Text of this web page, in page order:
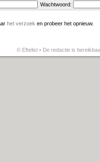
Wachtwoord:
het verzoek en probeer het opnieuw.
© Eftelist • De redactie is